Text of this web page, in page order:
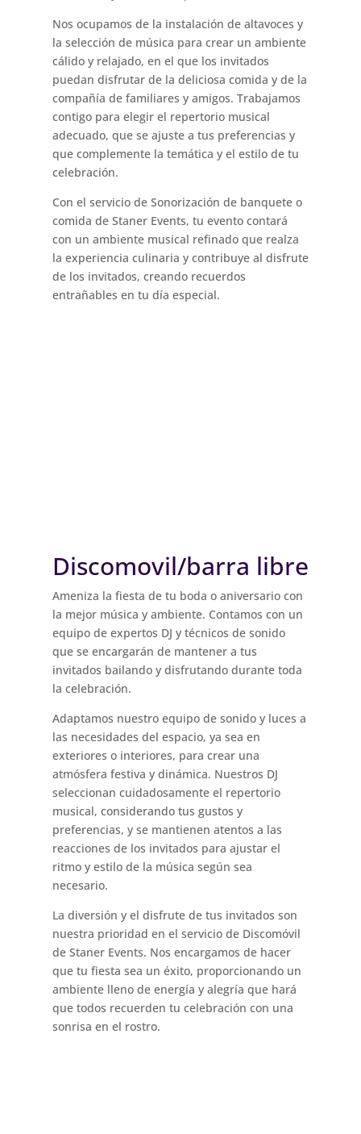
Nos ocupamos de la instalación de altavoces y
la selección de música para crear un ambiente
cálido y relajado, en el que los invitados
puedan disfrutar de la deliciosa comida y de la
compañía de familiares y amigos. Trabajamos
contigo para elegir el repertorio musical
adecuado, que se ajuste a tus preferencias y
que complemente la temática y el estilo de tu
celebración.
Con el servicio de Sonorización de banquete o
comida de Staner Events, tu evento contará
con un ambiente musical refinado que realza
la experiencia culinaria y contribuye al disfrute
de los invitados, creando recuerdos
entrañables en tu día especial.
Discomovil/barra libre
Ameniza la fiesta de tu boda o aniversario con
la mejor música y ambiente. Contamos con un
equipo de expertos DJ y técnicos de sonido
que se encargarán de mantener a tus
invitados bailando y disfrutando durante toda
la celebración.
Adaptamos nuestro equipo de sonido y luces a
las necesidades del espacio, ya sea en
exteriores o interiores, para crear una
atmósfera festiva y dinámica. Nuestros DJ
seleccionan cuidadosamente el repertorio
musical, considerando tus gustos y
preferencias, y se mantienen atentos a las
reacciones de los invitados para ajustar el
ritmo y estilo de la música según sea
necesario.
La diversión y el disfrute de tus invitados son
nuestra prioridad en el servicio de Discomóvil
de Staner Events. Nos encargamos de hacer
que tu fiesta sea un éxito, proporcionando un
ambiente lleno de energía y alegría que hará
que todos recuerden tu celebración con una
sonrisa en el rostro.